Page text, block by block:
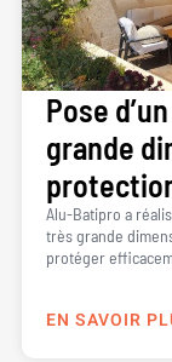
Pose
grande
Alu-Batipro a
très grande
protéger
EN SAVOIR